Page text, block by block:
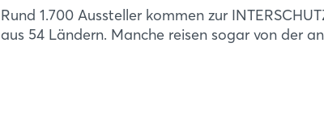
Rund 1.700 Aussteller kommen zur
aus 54 Ländern. Manche reisen sogar von der